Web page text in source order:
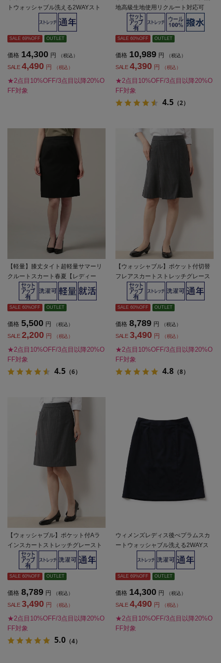
トウォッシャブル洗える2WAYスト
レッチブラックシャドーストライプ
SALE 69%OFF OUTLET
価格 14,300 円 （税込）
SALE 4,490 円 （税込）
★2点目10%OFF/3点目以降20%O
FF対象
地高級生地使用リクルート対応可
（就活)ストレッチタイトスカート
【レディース】
SALE 60%OFF OUTLET
価格 10,989 円 （税込）
SALE 4,390 円 （税込）
★2点目10%OFF/3点目以降20%O
FF対象
4.5 （2）
【軽量】膝丈タイト超軽量サマーリ
クルートスカート春夏【レディー
SALE 60%OFF OUTLET
価格 5,500 円 （税込）
SALE 2,200 円 （税込）
★2点目10%OFF/3点目以降20%O
FF対象
4.5 （6）
【ウォッシャブル】ポケット付切替
フレアスカートストレッチグレース
トライプ通年【レディース】
SALE 60%OFF OUTLET
価格 8,789 円 （税込）
SALE 3,490 円 （税込）
★2点目10%OFF/3点目以降20%O
FF対象
4.8 （8）
【ウォッシャブル】ポケット付Aラ
インスカートストレッチグレースト
ライプ通年【レディース】
SALE 60%OFF OUTLET
価格 8,789 円 （税込）
SALE 3,490 円 （税込）
★2点目10%OFF/3点目以降20%O
FF対象
5.0 （4）
ウィメンズレディス後ぺプラムスカ
ートウォッシャブル洗える2WAYス
トレッチネービーシャドーストライ
SALE 69%OFF OUTLET
価格 14,300 円 （税込）
SALE 4,490 円 （税込）
★2点目10%OFF/3点目以降20%O
FF対象